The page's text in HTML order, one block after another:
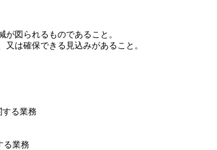
図られるものであること。
は確保できる見込みがあること。
る業務
る業務